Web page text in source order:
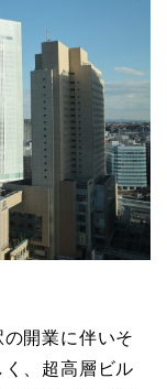
開業に伴いそ
、超高層ビル